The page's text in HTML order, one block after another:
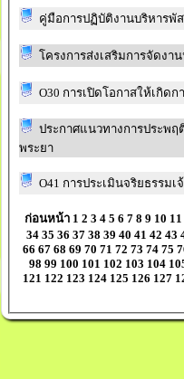
คู่มือการปฏิบัติงานบริหารพั
โครงการส่งเสริมการจัดงา
O30 การเปิดโอกาสให้เกิดก
ประกาศแนวทางการประพ
พระยา
O41 การประเมินจริยธรรม
ก่อนหน้า 1 2 3 4 5 6 7 8 9 10 11
34 35 36 37 38 39 40 41 42 43
66 67 68 69 70 71 72 73 74 75
98 99 100 101 102 103 104
121 122 123 124 125 126 127